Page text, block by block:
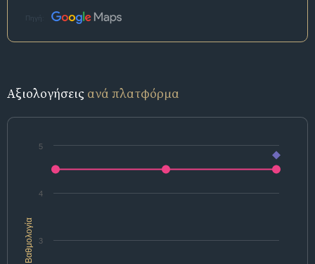
Πηγή:
Αξιολογήσεις ανά πλατφόρμα
Βαθμολογία 3
4
5